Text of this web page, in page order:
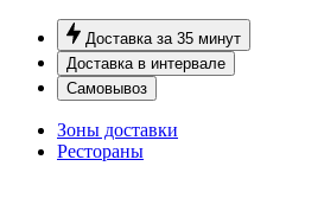
Доставка за 35 минут
Доставка в интервале
Самовывоз
Зоны доставки
Рестораны